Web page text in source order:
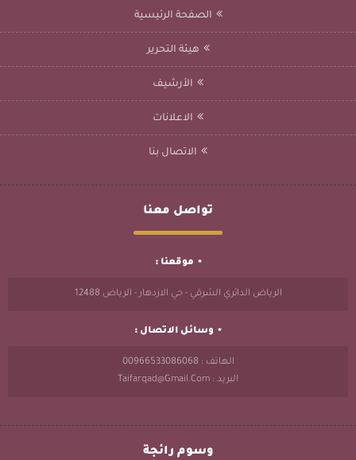
الصفحة الرئيسية
هيئة التحرير
الأرشيف
الاعلانات
الاتصال بنا
تواصل معنا
موقعنا :
الرياض الدائري الشرقي - حي الازدهار - الرياض 12488
وسائل الاتصال :
الهاتف : 00966533086068
البريد : Taifarqad@gmail.com
وسوم رائجة